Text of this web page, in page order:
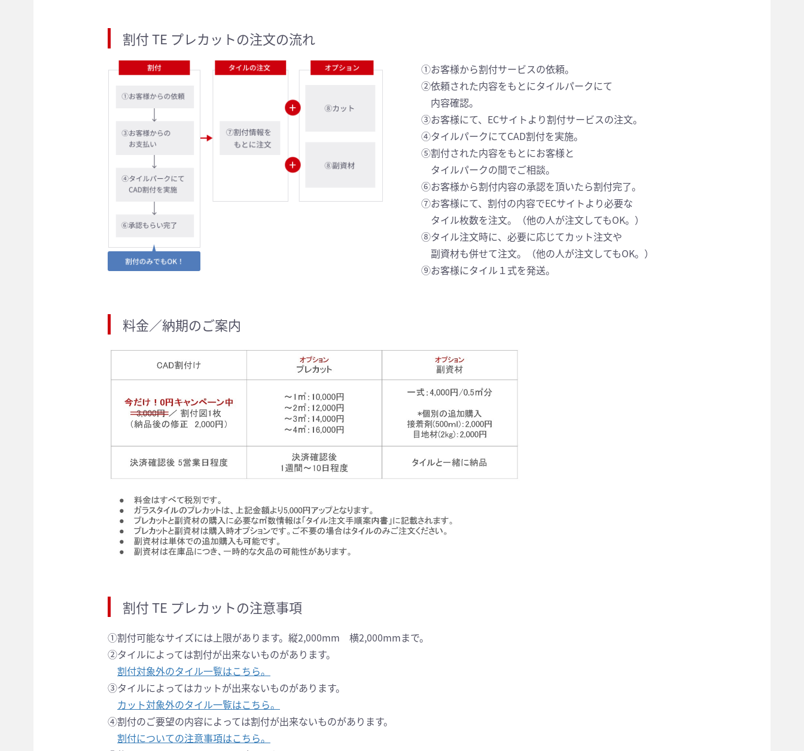
割付 TE プレカットの注文の流れ
①お客様から割付サービスの依頼。
②依頼された内容をもとにタイルパークにて
内容確認。
③お客様にて、ECサイトより割付サービスの注文。
④タイルパークにてCAD割付を実施。
⑤割付された内容をもとにお客様と
タイルパークの間でご相談。
⑥お客様から割付内容の承認を頂いたら割付完了。
⑦お客様にて、割付の内容でECサイトより必要な
タイル枚数を注文。（他の人が注文してもOK。）
⑧タイル注文時に、必要に応じてカット注文や
副資材も併せて注文。（他の人が注文してもOK。）
⑨お客様にタイル１式を発送。
料金／納期のご案内
割付 TE プレカットの注意事項
①割付可能なサイズには上限があります。 縦2,000mm 横2,000mmまで。
②タイルによっては割付が出来ないものがあります。
割付対象外のタイル一覧はこちら。
③タイルによってはカットが出来ないものがあります。
カット対象外のタイル一覧はこちら。
④割付のご要望の内容によっては割付が出来ないものがあります。
割付についての注意事項はこちら。